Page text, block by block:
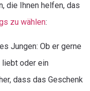
die Ihnen helfen, das
zu wählen:
Jungen: Ob er gerne
oder ein
dass das Geschenk